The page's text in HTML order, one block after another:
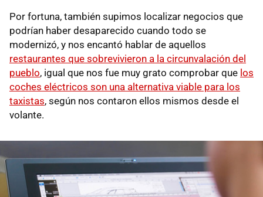
Por fortuna, también supimos localizar negocios que
podrían haber desaparecido cuando todo se
modernizó, y nos encantó hablar de aquellos
restaurantes que sobrevivieron a la circunvalación del
pueblo, igual que nos fue muy grato comprobar que los
coches eléctricos son una alternativa viable para los
taxistas, según nos contaron ellos mismos desde el
volante.